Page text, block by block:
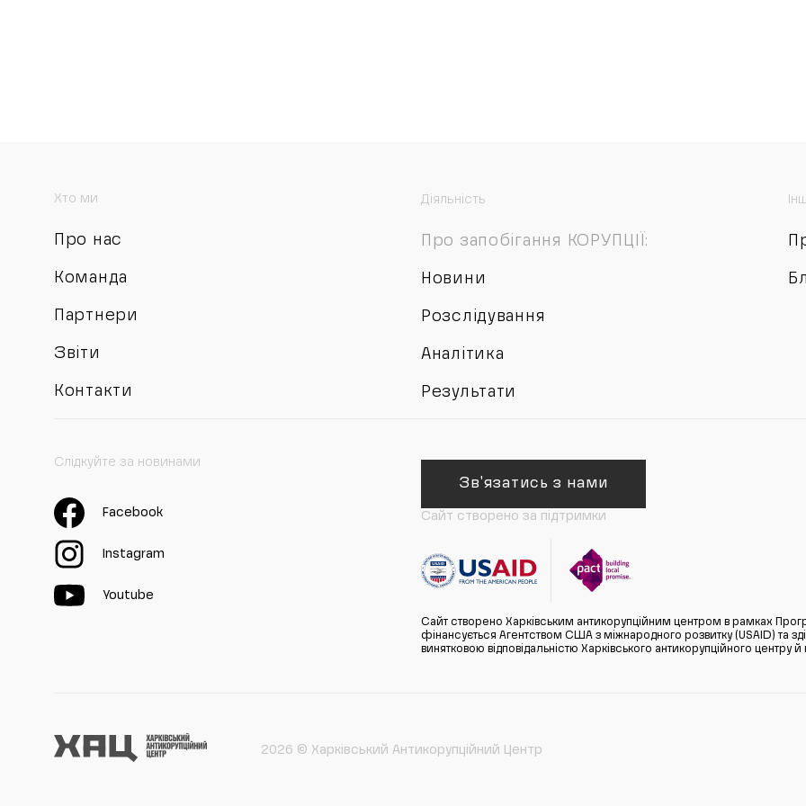
Хто ми
Про нас
Команда
Партнери
Звіти
Контакти
Діяльність
Про запобігання КОРУПЦІЇ:
Новини
Розслідування
Аналітика
Результати
Слідкуйте за новинами
Facebook
Instagram
Youtube
Зв'язатись з нами
Сайт створено за підтримки
Сайт створено Харківським антикорупційним центром в рамках
фінансується Агентством США з міжнародного розвитку (USAID) та
винятковою відповідальністю Харківського антикорупційного
2026 © Харківський Антикорупційний Центр